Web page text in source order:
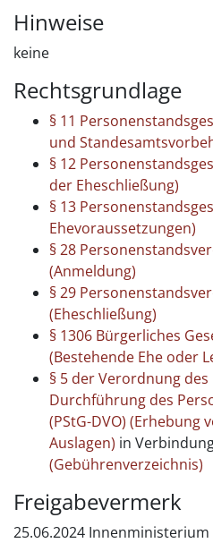
Hinweise
keine
Rechtsgrundlage
§ 11
und
§ 12
der Eheschließung)
§ 13
Ehevoraussetzungen)
§ 28
(Anmeldung)
§ 29
(Eheschließung)
§ 1306 Bürgerliches
(Bestehende Ehe oder
§ 5 der Verordnung
Durchführung des
(PStG-DVO) (Erhebung
Auslagen) in
(Gebührenverzeichnis)
Freigabevermerk
25.06.2024